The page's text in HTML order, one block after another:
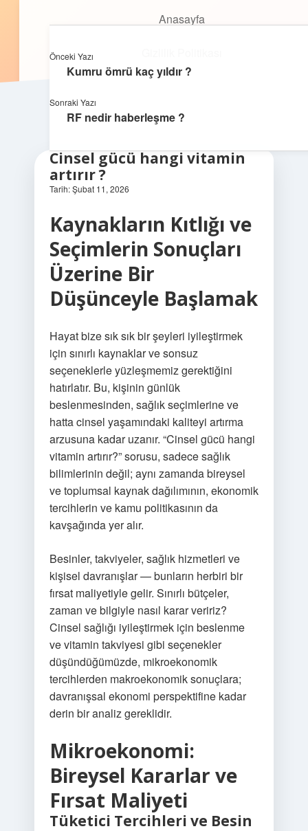
Anasayfa
Hakkımızda
Cinsel gücü hangi vitamin
artırır ?
Tarih: Şubat 11, 2026
Kaynakların Kıtlığı ve
Seçimlerin Sonuçları
Üzerine Bir
Düşünceyle Başlamak
Hayat bize sık sık bir şeyleri iyileştirmek
için sınırlı kaynaklar ve sonsuz
seçeneklerle yüzleşmemiz gerektiğini
hatırlatır. Bu, kişinin günlük
beslenmesinden, sağlık seçimlerine ve
hatta cinsel yaşamındaki kaliteyi artırma
arzusuna kadar uzanır. “Cinsel gücü hangi
vitamin artırır?” sorusu, sadece sağlık
bilimlerinin değil; aynı zamanda bireysel
ve toplumsal kaynak dağılımının, ekonomik
tercihlerin ve kamu politikasının da
kavşağında yer alır.
Besinler, takviyeler, sağlık hizmetleri ve
kişisel davranışlar — bunların herbiri bir
fırsat maliyetiyle gelir. Sınırlı bütçeler,
zaman ve bilgiyle nasıl karar veririz?
Cinsel sağlığı iyileştirmek için beslenme
ve vitamin takviyesi gibi seçenekler
düşündüğümüzde, mikroekonomik
tercihlerden makroekonomik sonuçlara;
davranışsal ekonomi perspektifine kadar
derin bir analiz gereklidir.
Mikroekonomi:
Bireysel Kararlar ve
Fırsat Maliyeti
Tüketici Tercihleri ve Besin
Önceki Yazı
Kumru ömrü kaç yıldır ?
Sonraki Yazı
RF nedir haberleşme ?
Anasayfa
Yasal Uyarı